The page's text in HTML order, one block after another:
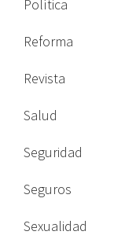
Política
Reforma
Revista
Salud
Seguridad
Seguros
Sexualidad